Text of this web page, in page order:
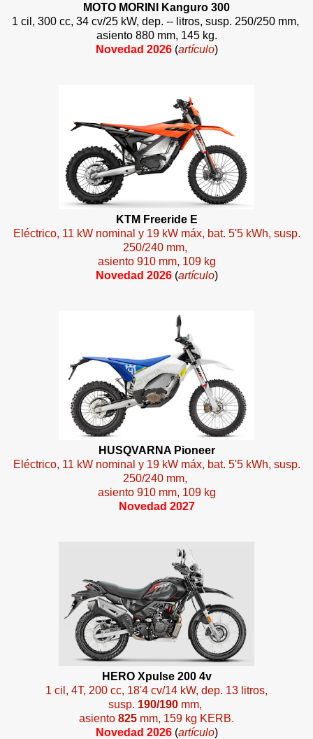
MOTO MORINI Kanguro 300
1 cil, 300 cc, 34 cv/25 kW, dep. -- litros, susp. 250/250 mm,
asiento 880 mm, 145 kg.
Novedad 2026(artículo)
KTM Freeride E
Eléctrico, 11 kW nominal y 19 kW máx, bat. 5'5 kWh, susp.
250/240 mm,
asiento 910 mm, 109 kg
Novedad 2026(artículo)
HUSQVARNA Pioneer
Eléctrico, 11 kW nominal y 19 kW máx, bat. 5'5 kWh, susp.
250/240 mm,
asiento 910 mm, 109 kg
Novedad 2027
HERO Xpulse 200 4v
1 cil, 4T, 200 cc, 18'4 cv/14 kW, dep. 13 litros,
susp. 190/190 mm,
asiento 825 mm, 159 kg KERB.
Novedad 2026 (artículo)